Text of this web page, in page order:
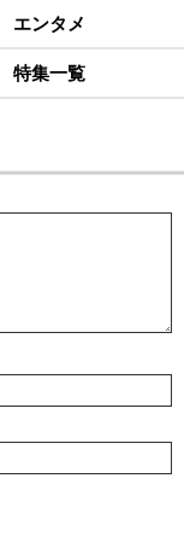
エンタメ
特集一覧